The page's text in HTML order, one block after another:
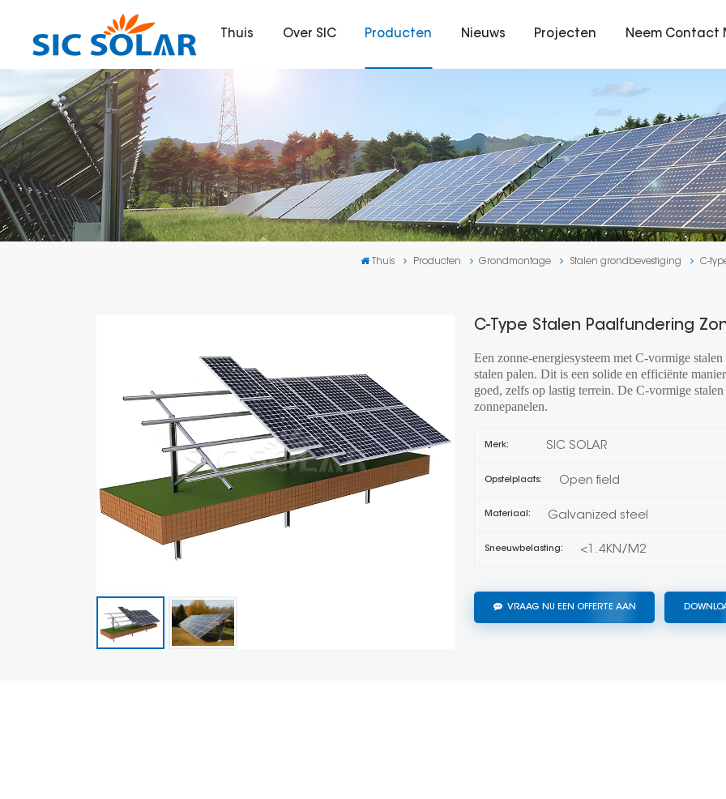
Thuis Over SIC Producten Nieuws Projecten Neem Contact
Thuis Producten Grondmontage Stalen grondbevestiging C-
C-Type Stalen Paalfundering
Een zonne-energiesysteem met C-vormige
stalen palen. Dit is een solide en efficiënte
goed, zelfs op lastig terrein. De C-vormige
zonnepanelen.
Merk: SIC SOLAR
Opstelplaats: Open field
Materiaal: Galvanized steel
Sneeuwbelasting: <1.4KN/M2
VRAAG NU EEN OFFERTE AAN